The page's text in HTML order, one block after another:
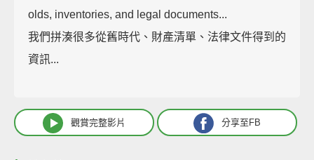
olds, inventories, and legal documents...
我們拼湊很多從舊時代、財產清單、法律文件得到的
資訊...
觀賞完整影片 分享至FB